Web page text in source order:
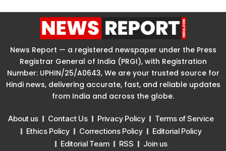
News Report — a registered newspaper under the Press
Registrar General of India (PRGI), with Registration
Number: UPHIN/25/A0643, We are your trusted source for
Hindi news, delivering accurate, fast, and reliable updates
from India and across the globe.
About us Contact Us Privacy Policy
Terms of Service
Ethics Policy
Corrections Policy
Editorial Policy
Editorial Team
RSS Join us